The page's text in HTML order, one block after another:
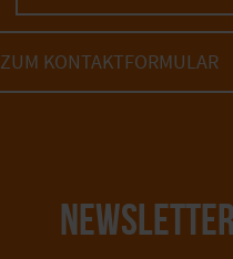
ZUM KONTAKTFORMULAR
NEWSLETTER